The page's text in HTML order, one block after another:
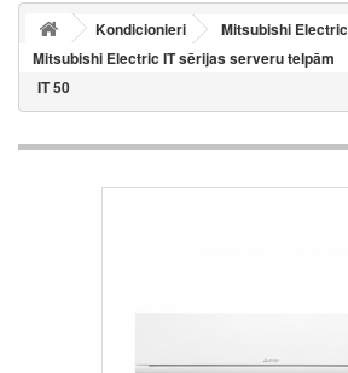
Kondicionieri
Mitsubishi Electric
Mitsubishi Electric IT sērijas serveru telpām
IT 50